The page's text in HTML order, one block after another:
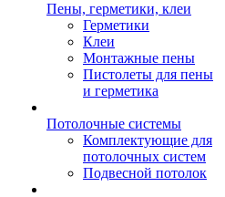
Пены, герметики, клеи
Герметики
Клеи
Монтажные пены
Пистолеты для пены
и герметика
Потолочные системы
Комплектующие для
потолочных систем
Подвесной потолок